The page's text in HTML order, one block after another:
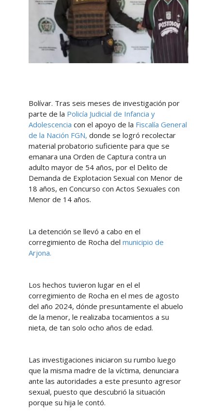
Bolívar. Tras seis meses de investigación por
parte de la Policía Judicial de Infancia y
Adolescencia con el apoyo de la Fiscalía General
de la Nación FGN, donde se logró recolectar
material probatorio suficiente para que se
emanara una Orden de Captura contra un
adulto mayor de 54 años, por el Delito de
Demanda de Explotacion Sexual con Menor de
18 años, en Concurso con Actos Sexuales con
Menor de 14 años.
La detención se llevó a cabo en el
corregimiento de Rocha del municipio de
Arjona.
Los hechos tuvieron lugar en el el
corregimiento de Rocha en el mes de agosto
del año 2024, dónde presuntamente el abuelo
de la menor, le realizaba tocamientos a su
nieta, de tan solo ocho años de edad.
Las investigaciones iniciaron su rumbo luego
que la misma madre de la víctima, denunciara
ante las autoridades a este presunto agresor
sexual, puesto que descubrió la situación
porque su hija le contó.